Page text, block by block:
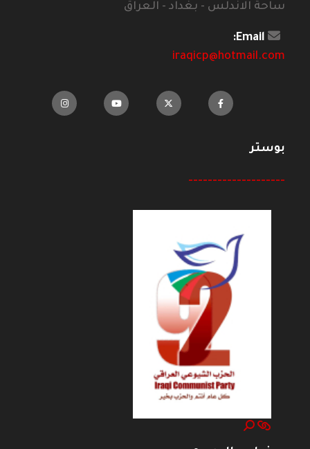
ساحة الاندلس - بغداد - العراق
Email:
iraqicp@hotmail.com
بوستر
--------------------